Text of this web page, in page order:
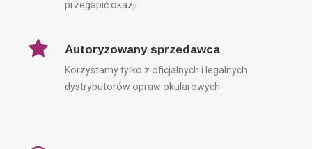
przegapić okazji.
Autoryzowany sprzedawca
Korzystamy tylko z oficjalnych i legalnych
dystrybutorów opraw okularowych.